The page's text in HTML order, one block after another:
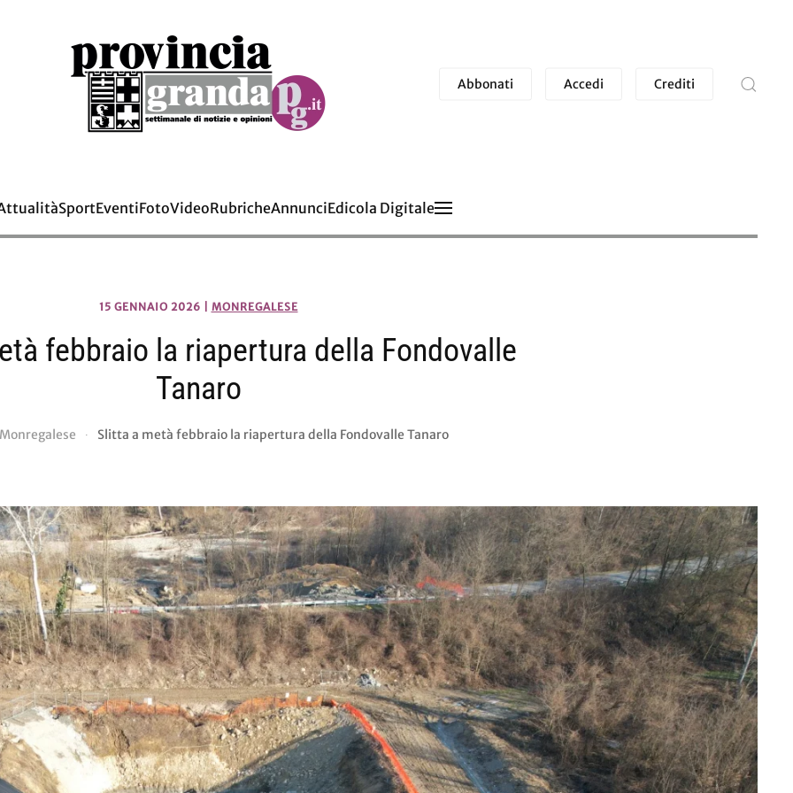
Abbonati Accedi Crediti
SportEventiFotoVideoRubricheAnnunciEdicola Digitale
15 GENNAIO 2026 MONREGALESE
febbraio la riapertura della Fondovalle
Tanaro
Monregalese Slitta a metà febbraio la riapertura della Fondovalle Tanaro